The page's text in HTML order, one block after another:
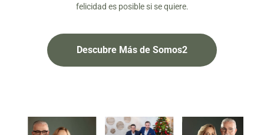
felicidad es posible si se quiere.
Descubre Más de Somos2